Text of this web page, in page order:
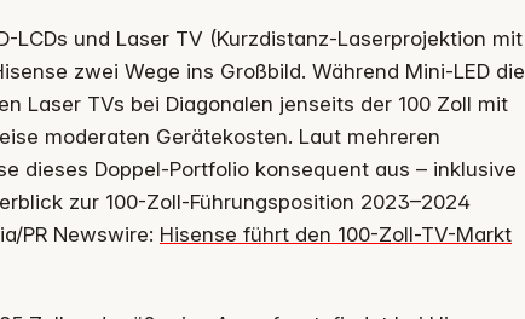
LCDs und Laser TV (Kurzdistanz-Laserprojektion mit
zwei Wege ins Großbild. Während Mini-LED die
Laser TVs bei Diagonalen jenseits der 100 Zoll mit
moderaten Gerätekosten. Laut mehreren
dieses Doppel-Portfolio konsequent aus – inklusive
zur 100-Zoll-Führungsposition 2023–2024
PR Newswire: Hisense führt den 100-Zoll-TV-Markt